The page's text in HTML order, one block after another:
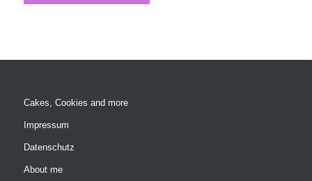
Cakes, Cookies and more
Impressum
Datenschutz
About me